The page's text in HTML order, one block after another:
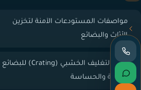
مواصفات المستودعات الآمنة لتخزين
الأثاث والبضائع
دليل التغليف الخشبي (Crating) للبضائع
الثقيلة والحساسة